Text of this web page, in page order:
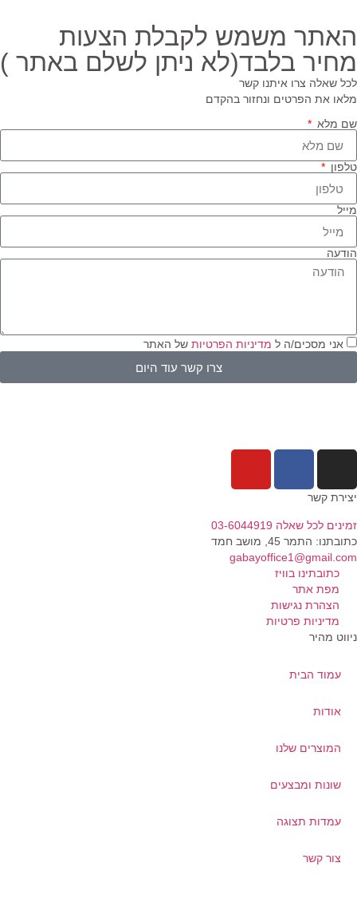
משמש לקבלת הצעות
בלבד(לא ניתן לשלם באתר )
שאלה צרו איתנו קשר
את הפרטים ונחזור בהקדם
מלא
אני מסכים/ה למדיניות הפרטיותשל האתר
צרו קשר עוד היום
קשר
לכל שאלה 03-6044919
התמר 45, מושב חמד​
כתובתינו בוויז
מפת אתר
הצהרת נגישות
מדיניות פרטיות
מהיר
עמוד הבית
אודות
המוצרים שלנו
שונות ומבצעים
עמדות תצוגה
צור קשר